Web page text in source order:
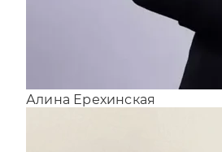
Алина Ерехинская